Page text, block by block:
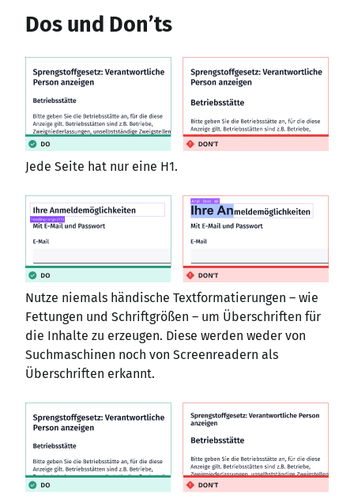
Dos und Don’ts
Jede Seite hat nur eine H1.
Nutze niemals händische Textformatierungen – wie
Fettungen und Schriftgrößen – um Überschriften für
die Inhalte zu erzeugen. Diese werden weder von
Suchmaschinen noch von Screenreadern als
Überschriften erkannt.